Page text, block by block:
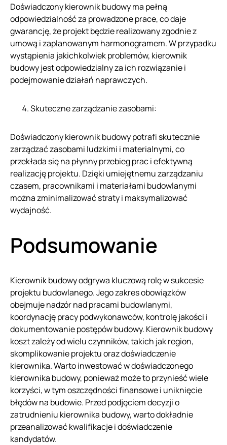
Doświadczony kierownik budowy ma pełną
odpowiedzialność za prowadzone prace, co daje
gwarancję, że projekt będzie realizowany zgodnie z
umową i zaplanowanym harmonogramem. W przypadku
wystąpienia jakichkolwiek problemów, kierownik
budowy jest odpowiedzialny za ich rozwiązanie i
podejmowanie działań naprawczych.
Skuteczne zarządzanie zasobami:
Doświadczony kierownik budowy potrafi skutecznie
zarządzać zasobami ludzkimi i materialnymi, co
przekłada się na płynny przebieg prac i efektywną
realizację projektu. Dzięki umiejętnemu zarządzaniu
czasem, pracownikami i materiałami budowlanymi
można zminimalizować straty i maksymalizować
wydajność.
Podsumowanie
Kierownik budowy odgrywa kluczową rolę w sukcesie
projektu budowlanego. Jego zakres obowiązków
obejmuje nadzór nad pracami budowlanymi,
koordynację pracy podwykonawców, kontrolę jakości i
dokumentowanie postępów budowy. Kierownik budowy
koszt zależy od wielu czynników, takich jak region,
skomplikowanie projektu oraz doświadczenie
kierownika. Warto inwestować w doświadczonego
kierownika budowy, ponieważ może to przynieść wiele
korzyści, w tym oszczędności finansowe i uniknięcie
błędów na budowie. Przed podjęciem decyzji o
zatrudnieniu kierownika budowy, warto dokładnie
przeanalizować kwalifikacje i doświadczenie
kandydatów.